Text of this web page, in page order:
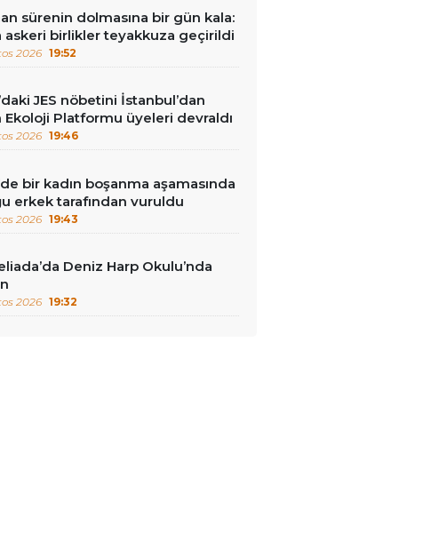
sürenin dolmasına bir gün kala:
askeri birlikler teyakkuza geçirildi
2026 19:52
JES nöbetini İstanbul’dan
Ekoloji Platformu üyeleri devraldı
2026 19:46
bir kadın boşanma aşamasında
erkek tarafından vuruldu
2026 19:43
Deniz Harp Okulu’nda
2026 19:32